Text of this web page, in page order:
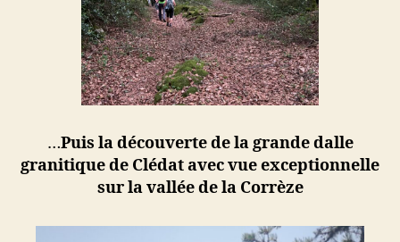
…Puis la découverte de la grande dalle
granitique de Clédat avec vue exceptionnelle
sur la vallée de la Corrèze